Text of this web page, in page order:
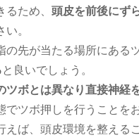
ため、 頭皮を前後にず
。
先が当たる場所にあ
と良いでしょう。
ツボとは異なり直接神経
ツボ押しを行うことを
ば、頭皮環境を整える